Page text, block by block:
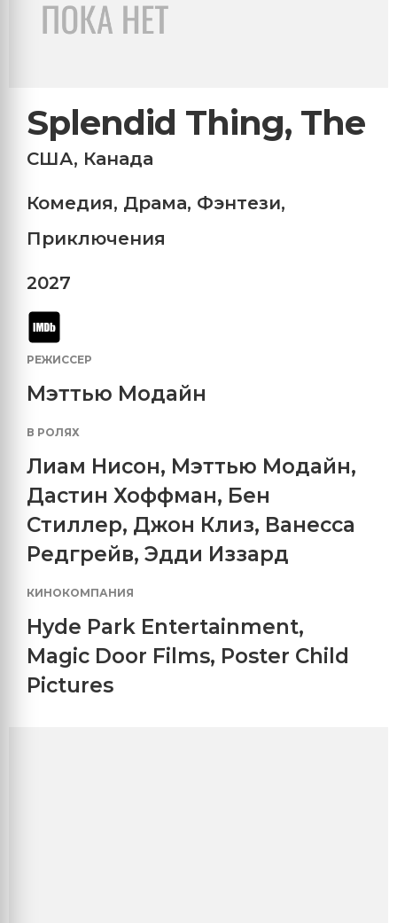
Splendid Thing, The
США, Канада
Комедия, Драма, Фэнтези,
Приключения
2027
РЕЖИССЕР
Мэттью Модайн
В РОЛЯХ
Лиам Нисон, Мэттью Модайн,
Дастин Хоффман, Бен
Стиллер, Джон Клиз, Ванесса
Редгрейв, Эдди Иззард
КИНОКОМПАНИЯ
Hyde Park Entertainment,
Magic Door Films, Poster Child
Pictures